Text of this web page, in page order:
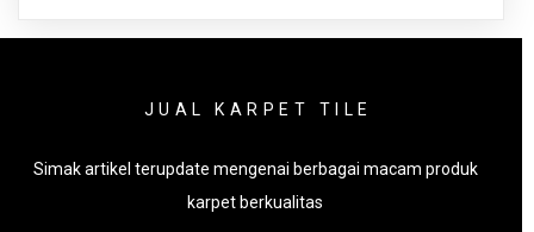
JUAL KARPET TILE
Simak artikel terupdate mengenai berbagai macam produk
karpet berkualitas